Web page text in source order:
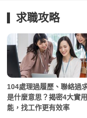
求職攻略
104處理過履歷、聯絡過
是什麼意思？揭密4大實
能，找工作更有效率